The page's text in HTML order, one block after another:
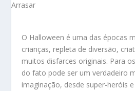
O Halloween é uma das épocas
crianças, repleta de diversão,
muitos disfarces originais. Para
do fato pode ser um verdadeiro
imaginação, desde super-heróis